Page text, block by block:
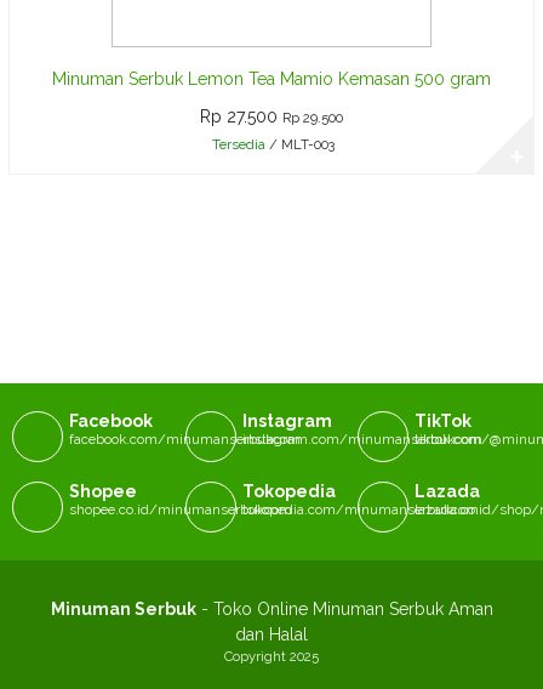
Minuman Serbuk Lemon Tea Mamio Kemasan 500 gram
Rp 27.500 Rp 29.500
Tersedia / MLT-003
Facebook
facebook.com/minumanserbukcom
Instagram
instagram.com/minumanserbukcom
TikTok
tiktok.com/
Shopee
shopee.co.id/minumanserbukcom
Tokopedia
tokopedia.com/minumanserbukcom
Lazada
lazada.co.id/shop/
Minuman Serbuk- Toko Online Minuman Serbuk Aman
dan Halal
Copyright 2025